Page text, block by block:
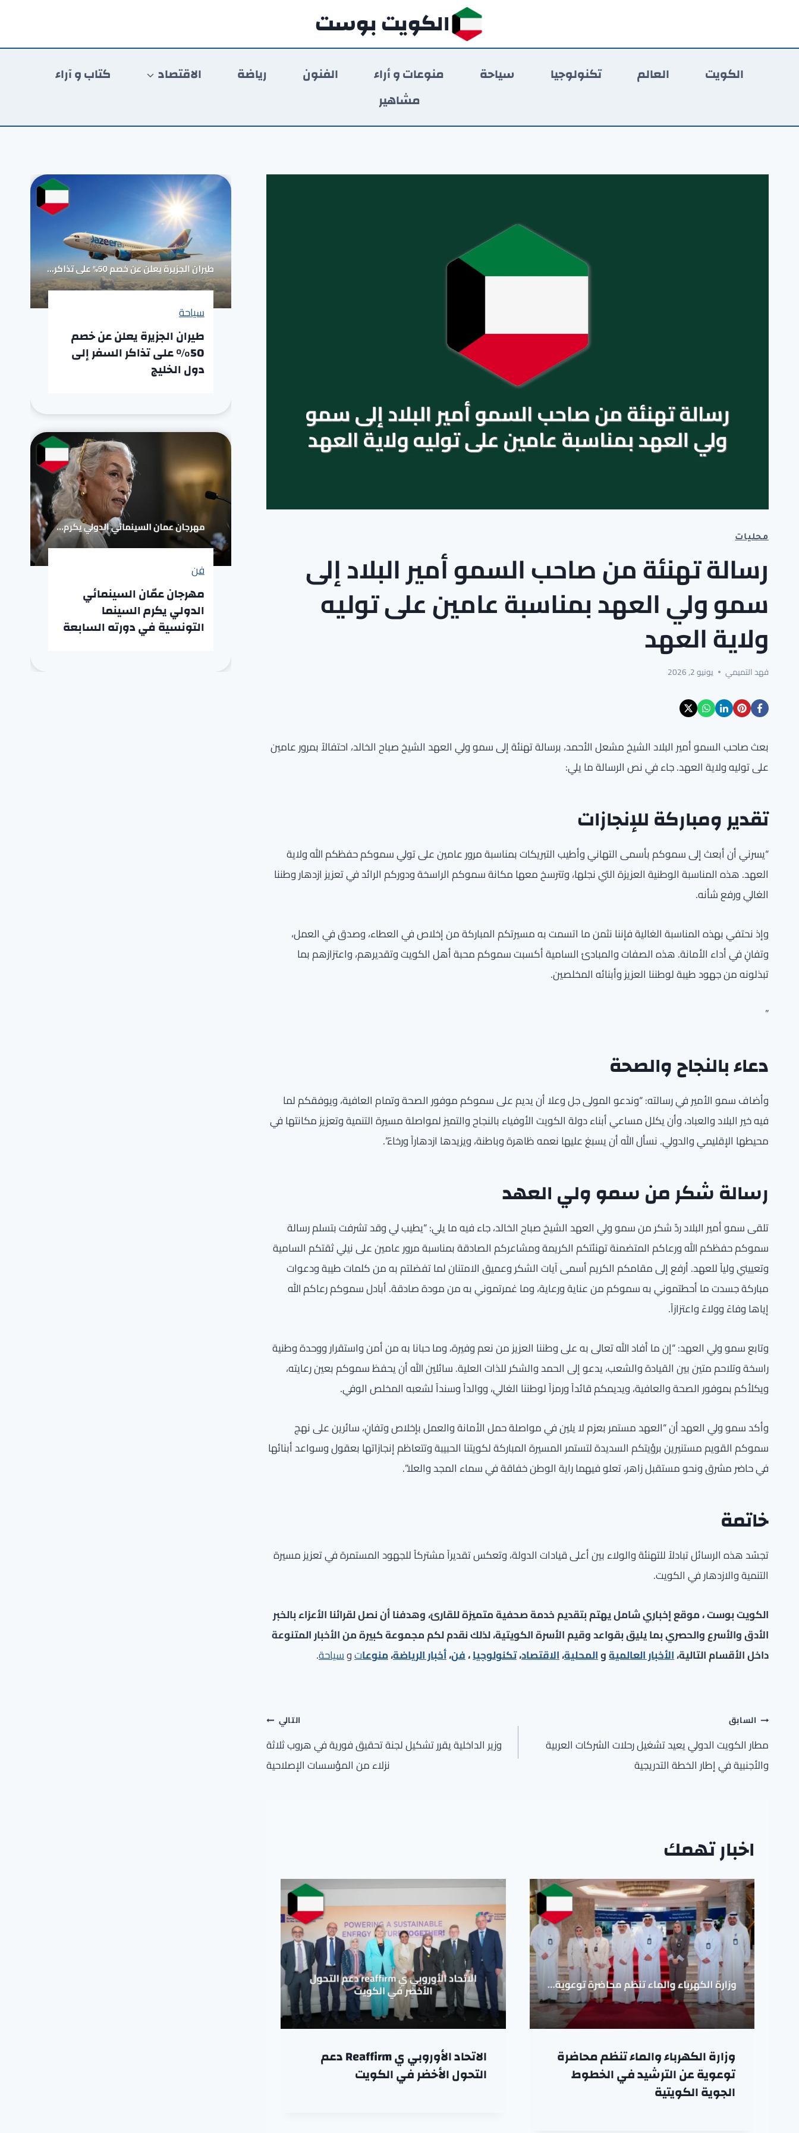
المحتوى
الكويت بوست
الكويت العالم تكنولوجيا سياحة منوعات و أراء الفنون رياضة الاقتصاد
كتاب و آراء
مشاهير
محليات
رسالة تهنئة من صاحب السمو أمير البلاد إلى
سمو ولي العهد بمناسبة عامين على توليه
ولاية العهد
فهد التميمي يونيو 2, 2026
بعث صاحب السمو أمير البلاد الشيخ مشعل الأحمد، برسالة تهنئة إلى سمو ولي العهد الشيخ صباح الخالد، احتفالاً بمرور عامين
على توليه ولاية العهد. جاء في نص الرسالة ما يلي:
تقدير ومباركة للإنجازات
“يسرني أن أبعث إلى سموكم بأسمى التهاني وأطيب التبريكات بمناسبة مرور عامين على تولي سموكم حفظكم الله ولاية
العهد. هذه المناسبة الوطنية العزيزة التي نجلها، وتترسخ معها مكانة سموكم الراسخة ودوركم الرائد في تعزيز ازدهار وطننا
الغالي ورفع شأنه.
وإذ نحتفي بهذه المناسبة الغالية فإننا نثمن ما اتسمت به مسيرتكم المباركة من إخلاص في العطاء، وصدق في العمل،
وتفانٍ في أداء الأمانة. هذه الصفات والمبادئ السامية أكسبت سموكم محبة أهل الكويت وتقديرهم، واعتزازهم بما
تبذلونه من جهود طيبة لوطننا العزيز وأبنائه المخلصين.
”
دعاء بالنجاح والصحة
وأضاف سمو الأمير في رسالته: “وندعو المولى جل وعلا أن يديم على سموكم موفور الصحة وتمام العافية، ويوفقكم لما
فيه خير البلاد والعباد، وأن يكلل مساعي أبناء دولة الكويت الأوفياء بالنجاح والتميز لمواصلة مسيرة التنمية وتعزيز مكانتها في
محيطها الإقليمي والدولي. نسأل الله أن يسبغ عليها نعمه ظاهرة وباطنة، ويزيدها ازدهاراً ورخاءً”.
رسالة شكر من سمو ولي العهد
تلقى سمو أمير البلاد ردّ شكر من سمو ولي العهد الشيخ صباح الخالد، جاء فيه ما يلي: “يطيب لي وقد تشرفت بتسلم رسالة
سموكم حفظكم الله ورعاكم المتضمنة تهنئتكم الكريمة ومشاعركم الصادقة بمناسبة مرور عامين على نيلي ثقتكم السامية
وتعييني ولياً للعهد. أرفع إلى مقامكم الكريم أسمى آيات الشكر وعميق الامتنان لما تفضلتم به من كلمات طيبة ودعوات
مباركة جسدت ما أحطتموني به سموكم من عناية ورعاية، وما غمرتموني به من مودة صادقة. أبادل سموكم رعاكم الله
إياها وفاءً وولاءً واعتزازاً.
وتابع سمو ولي العهد: “إن ما أفاد الله تعالى به على وطننا العزيز من نعم وفيرة، وما حبانا به من أمن واستقرار ووحدة وطنية
راسخة وتلاحم متين بين القيادة والشعب، يدعو إلى الحمد والشكر للذات العلية. سائلين الله أن يحفظ سموكم بعين رعايته،
ويكلأكم بموفور الصحة والعافية، ويديمكم قائداً ورمزاً لوطننا الغالي، ووالداً وسنداً لشعبه المخلص الوفي.
وأكد سمو ولي العهد أن “العهد مستمر بعزم لا يلين في مواصلة حمل الأمانة والعمل بإخلاص وتفانٍ، سائرين على نهج
سموكم القويم مستنيرين برؤيتكم السديدة لتستمر المسيرة المباركة لكويتنا الحبيبة وتتعاظم إنجازاتها بعقول وسواعد أبنائها
في حاضر مشرق ونحو مستقبل زاهر، تعلو فيهما راية الوطن خفاقة في سماء المجد والعلا”.
خاتمة
تجسّد هذه الرسائل تبادلاً للتهنئة والولاء بين أعلى قيادات الدولة، وتعكس تقديراً مشتركاً للجهود المستمرة في تعزيز مسيرة
التنمية والازدهار في الكويت.
الكويت بوست ، موقع إخباري شامل يهتم بتقديم خدمة صحفية متميزة للقارئ، وهدفنا أن نصل لقرائنا الأعزاء بالخبر
الأدق والأسرع والحصري بما يليق بقواعد وقيم الأسرة الكويتية، لذلك نقدم لكم مجموعة كبيرة من الأخبار المتنوعة
داخل الأقسام التالية،الأخبار العالميةوالمحلية،الاقتصاد،تكنولوجيا،فن،أخبار الرياضة،منوعاتوسياحة.
تصفّح
المقالات
السابق
مطار الكويت الدولي يعيد تشغيل رحلات الشركات العربية
والأجنبية في إطار الخطة التدريجية
التالي
وزير الداخلية يقرر تشكيل لجنة تحقيق فورية في هروب ثلاثة
نزلاء من المؤسسات الإصلاحية
اخبار تهمك
وزارة الكهرباء والماء تنظم محاضرة
توعوية عن الترشيد في الخطوط
الجوية الكويتية
الاتحاد الأوروبي ي Reaffirm دعم
التحول الأخضر في الكويت
سياحة
طيران الجزيرة يعلن عن خصم
50% على تذاكر السفر إلى
دول الخليج
فن
مهرجان عمّان السينمائي
الدولي يكرم السينما
التونسية في دورته السابعة